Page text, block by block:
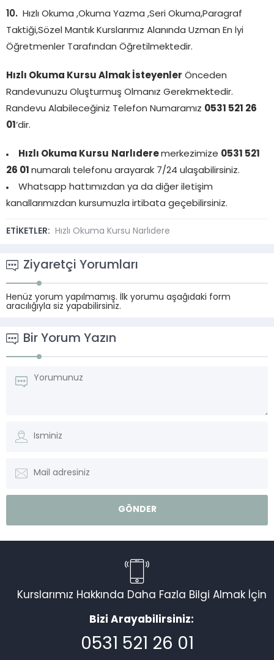
Hızlı Okuma ,Okuma Yazma ,Seri Okuma,Paragraf
Taktiği,Sözel Mantık Kurslarımız Alanında Uzman En İyi
Öğretmenler Tarafından Öğretilmektedir.
Hızlı Okuma Kursu Almak İsteyenler Önceden
Randevunuzu Oluşturmuş Olmanız Gerekmektedir.
Randevu Alabileceğiniz Telefon Numaramız 0531 521 26
01 ‘dir.
Hızlı Okuma Kursu Narlıdere merkezimize 0531 521
26 01 numaralı telefonu arayarak 7/24 ulaşabilirsiniz.
Whatsapp hattımızdan ya da diğer iletişim
kanallarımızdan kursumuzla irtibata geçebilirsiniz.
ETİKETLER: Hızlı Okuma Kursu Narlıdere
Ziyaretçi Yorumları
Henüz yorum yapılmamış. İlk yorumu aşağıdaki form
aracılığıyla siz yapabilirsiniz.
Bir Yorum Yazın
Kurslarımız Hakkında Daha Fazla Bilgi Almak İçin
Bizi Arayabilirsiniz:
0531 521 26 01